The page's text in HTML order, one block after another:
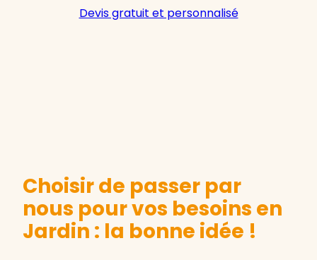
Devis gratuit et personnalisé
Choisir de passer par
nous pour vos besoins en
Jardin : la bonne idée !